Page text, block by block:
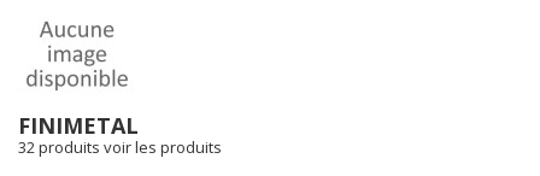
FINIMETAL
32 produits voir les produits